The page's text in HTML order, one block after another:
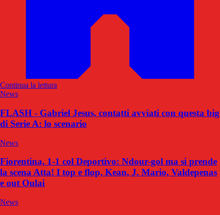
Continua la lettura
News
FLASH - Gabriel Jesus, contatti avviati con questa big
di Serie A: lo scenario
News
Fiorentina, 1-1 col Deportivo: Ndour-gol ma si prende
la scena Atta! I top e flop, Kean, J. Mario, Valdepenas
e out Oulai
News